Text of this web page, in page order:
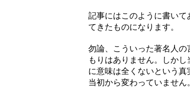
記事にはこのように書い
てきたものになります。
勿論、こういった著名人
もりはありません。しか
に意味は全くないという
当初から変わっていません